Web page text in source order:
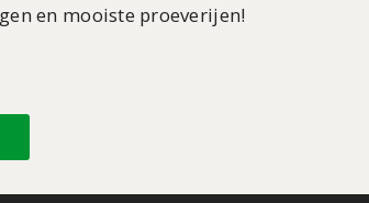
en mooiste proeverijen!